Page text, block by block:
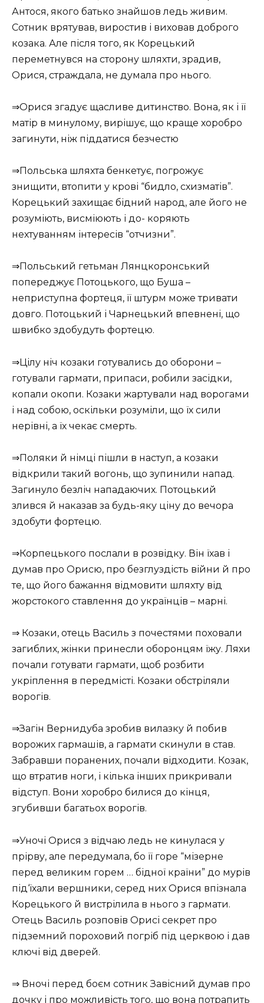
Антося, якого батько знайшов ледь живим.
Сотник врятував, виростив і виховав доброго
козака. Але після того, як Корецький
переметнувся на сторону шляхти, зрадив,
Орися, страждала, не думала про нього.
⇒Орися згадує щасливе дитинство. Вона, як і її
матір в минулому, вирішує, що краще хоробро
загинути, ніж піддатися безчестю
⇒Польська шляхта бенкетує, погрожує
знищити, втопити у крові “бидло, схизматів”.
Корецький захищає бідний народ, але його не
розуміють, висміюють і до- коряють
нехтуванням інтересів “отчизни”.
⇒Польський гетьман Лянцкоронський
попереджує Потоцького, що Буша –
неприступна фортеця, її штурм може тривати
довго. Потоцький і Чарнецький впевнені, що
швибко здобудуть фортецю.
⇒Цілу ніч козаки готувались до оборони –
готували гармати, припаси, робили засідки,
копали окопи. Козаки жартували над ворогами
і над собою, оскільки розуміли, що їх сили
нерівні, а їх чекає смерть.
⇒Поляки й німці пішли в наступ, а козаки
відкрили такий вогонь, що зупинили напад.
Загинуло безліч нападаючих. Потоцький
злився й наказав за будь-яку ціну до вечора
здобути фортецю.
⇒Корпецького послали в розвідку. Він їхав і
думав про Орисю, про безглуздість війни й про
те, що його бажання відмовити шляхту від
жорстокого ставлення до українців – марні.
⇒ Козаки, отець Василь з почестями поховали
загиблих, жінки принесли оборонцям їжу. Ляхи
почали готувати гармати, щоб розбити
укріплення в передмісті. Козаки обстріляли
ворогів.
⇒Загін Вернидуба зробив вилазку й побив
ворожих гармашів, а гармати скинули в став.
Забравши поранених, почали відходити. Козак,
що втратив ноги, і кілька інших прикривали
відступ. Вони хоробро билися до кінця,
згубивши багатьох ворогів.
⇒Уночі Орися з відчаю ледь не кинулася у
прірву, але передумала, бо її горе “мізерне
перед великим горем … бідної країни” до мурів
під‘їхали вершники, серед них Орися впізнала
Корецького й вистрілила в нього з гармати.
Отець Василь розповів Орисі секрет про
підземний пороховий погріб під церквою і дав
ключі від дверей.
⇒ Вночі перед боєм сотник Завісний думав про
дочку і про можливість того, що вона потрапить